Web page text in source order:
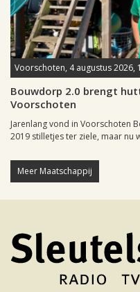
Voorschoten, 4 augustus 2026,
Bouwdorp 2.0 brengt
Voorschoten
Jarenlang vond in Voorschoten
2019 stilletjes ter ziele, maar nu
Meer Maatschappij